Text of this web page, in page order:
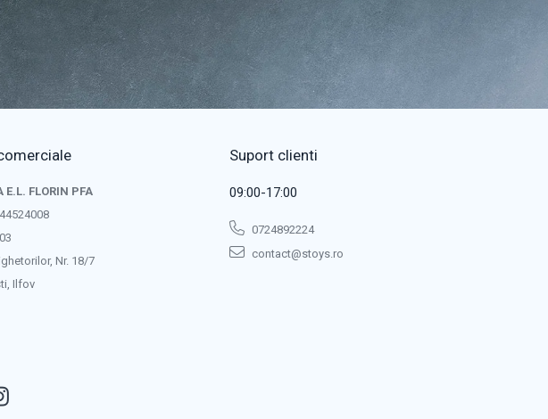
E.L. FLORIN PFA
Nr. 18/7
Ilfov
Suport clienti
09:00-17:00
0724892224
contact@stoys.ro